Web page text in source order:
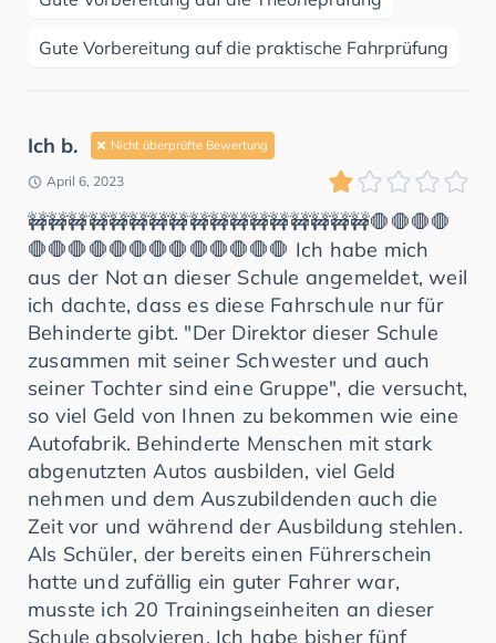
Gute Vorbereitung auf die praktische Fahrprüfung
Ich b. Nicht überprüfte Bewertung
April 6, 2023
🚧🚧🚧🚧🚧🚧🚧🚧🚧🚧🚧🚧🚧🚧🚧🚧🚧🛑🛑🛑🛑
🛑🛑🛑🛑🛑🛑🛑🛑🛑🛑🛑🛑🛑 Ich habe mich
aus der Not an dieser Schule angemeldet, weil
ich dachte, dass es diese Fahrschule nur für
Behinderte gibt. "Der Direktor dieser Schule
zusammen mit seiner Schwester und auch
seiner Tochter sind eine Gruppe", die versucht,
so viel Geld von Ihnen zu bekommen wie eine
Autofabrik. Behinderte Menschen mit stark
abgenutzten Autos ausbilden, viel Geld
nehmen und dem Auszubildenden auch die
Zeit vor und während der Ausbildung stehlen.
Als Schüler, der bereits einen Führerschein
hatte und zufällig ein guter Fahrer war,
musste ich 20 Trainingseinheiten an dieser
Schule absolvieren. Ich habe bisher fünf